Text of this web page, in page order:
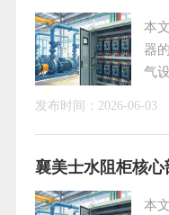
PLC监测逻辑触发的
方便运维人员
本
器
气
电
化
发布时间： 2026-06-03
本